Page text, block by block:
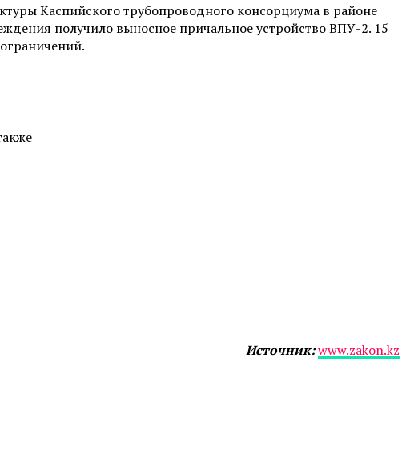
Каспийского трубопроводного консорциума в районе
получило выносное причальное устройство ВПУ-2. 15
Источник:www.zakon.kz